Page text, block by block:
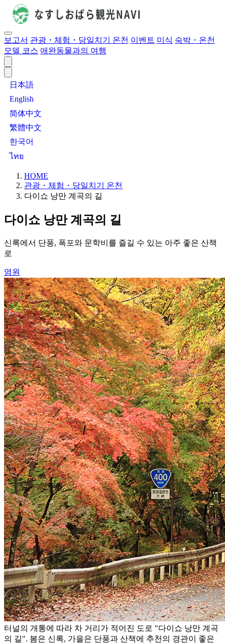
보고서 관광・체험・당일치기 온천 이벤트 미식 숙박・온천
모델 코스 애완동물과의 여행
日本語
English
简体中文
繁體中文
한국어
ไทย
HOME
관광・체험・당일치기 온천
다이쇼 낭만 계곡의 길
다이쇼 낭만 계곡의 길
신록에서 단풍, 폭포와 문학비를 즐길 수 있는 아주 좋은 산책
로
염원
터널의 개통에 따라 차 거리가 적어진 도로 "다이쇼 낭만 계곡
의 길". 봄은 신록, 가을은 단풍과 산책에 추천의 경관이 좋은